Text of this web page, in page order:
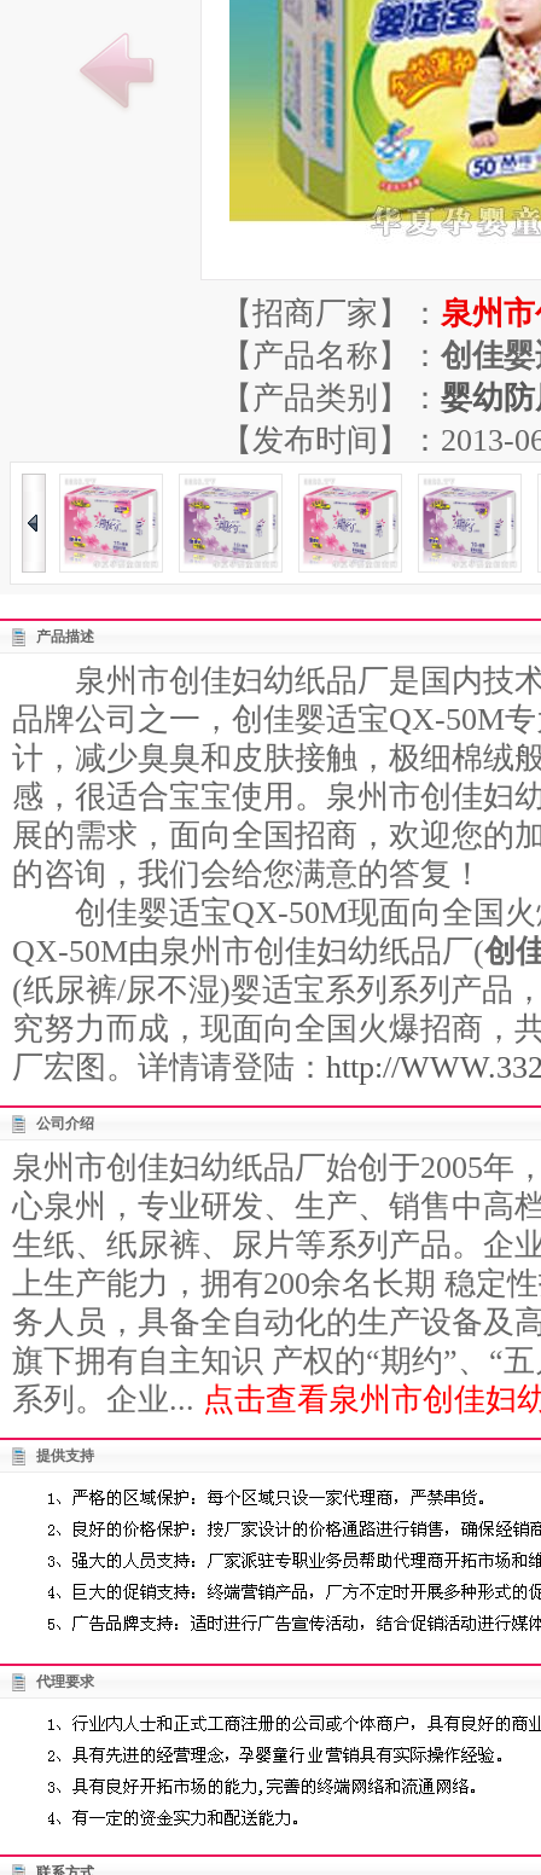
【招商厂家】： 泉州
【产品名称】： 创佳
【产品类别】： 婴幼
【发布时间】：2013-
产品描述
泉州市创佳妇幼纸品厂是国内技
品牌公司之一，创佳婴适宝QX-50M
计，减少臭臭和皮肤接触，极细棉绒
感，很适合宝宝使用。泉州市创佳妇
展的需求，面向全国招商，欢迎您的
的咨询，我们会给您满意的答复！
创佳婴适宝QX-50M现面向全国火
QX-50M由泉州市创佳妇幼纸品厂(创
(纸尿裤/尿不湿)婴适宝系列系列产品
究努力而成，现面向全国火爆招商，
厂宏图。详情请登陆： http://
公司介绍
泉州市创佳妇幼纸品厂始创于2005年
心泉州，专业研发、生产、销售中高
生纸、纸尿裤、尿片等系列产品。企
上生产能力，拥有200余名长期 稳定
务人员，具备全自动化的生产设备及
旗下拥有自主知识 产权的“期约”、“
系列。企业... 点击查看泉州市创佳妇
提供支持
代理要求